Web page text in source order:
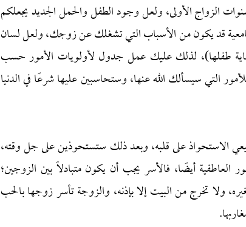
الزواج الأولى، ولعل وجود الطفل والحمل الجديد يجعلكم
قد يكون من الأسباب التي تشغلك عن زوجك، ولعل لسان
طفلها)، لذلك عليك عمل جدول لأولويات الأمور حسب
التي سيسألك الله عنها، وستحاسبين عليها شرعًا في الدنيا
على قلبه، وبعد ذلك ستستحوذين على جل وقته،
العاطفية أيضًا، فالأسر يجب أن يكون متبادلاً بين الزوجين؛
ولا تخرج من البيت إلا بإذنه، والزوجة تأسر زوجها بالحب